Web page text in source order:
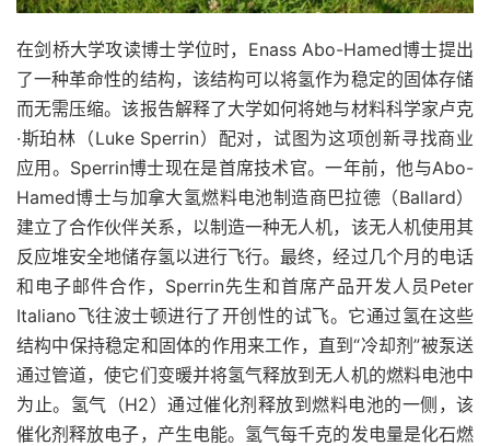
在剑桥大学攻读博士学位时，Enass Abo-Hamed博士提出
了一种革命性的结构，该结构可以将氢作为稳定的固体存储
而无需压缩。该报告解释了大学如何将她与材料科学家卢克
·斯珀林（Luke Sperrin）配对，试图为这项创新寻找商业
应用。 Sperrin博士现在是首席技术官。一年前，他与Abo-
Hamed博士与加拿大氢燃料电池制造商巴拉德（Ballard）
建立了合作伙伴关系，以制造一种无人机，该无人机使用其
反应堆安全地储存氢以进行飞行。最终，经过几个月的电话
和电子邮件合作，Sperrin先生和首席产品开发人员Peter
Italiano飞往波士顿进行了开创性的试飞。 它通过氢在这些
结构中保持稳定和固体的作用来工作，直到“冷却剂”被泵送
通过管道，使它们变暖并将氢气释放到无人机的燃料电池中
为止。 氢气（H2）通过催化剂释放到燃料电池的一侧，该
催化剂释放电子，产生电能。 氢气每千克的发电量是化石燃